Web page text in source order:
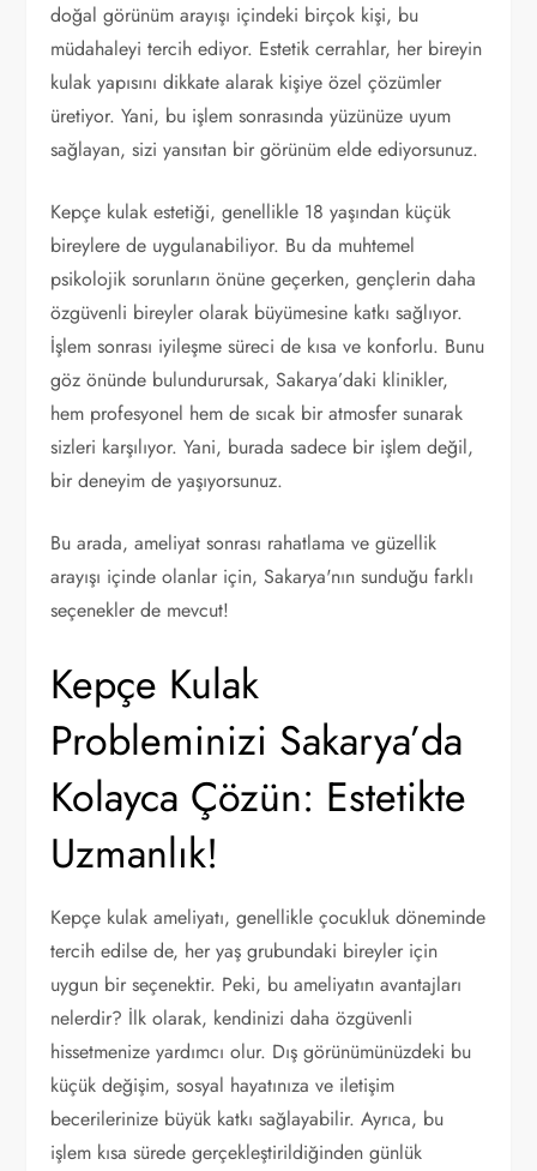
doğal görünüm arayışı içindeki birçok kişi, bu
müdahaleyi tercih ediyor. Estetik cerrahlar, her bireyin
kulak yapısını dikkate alarak kişiye özel çözümler
üretiyor. Yani, bu işlem sonrasında yüzünüze uyum
sağlayan, sizi yansıtan bir görünüm elde ediyorsunuz.
Kepçe kulak estetiği, genellikle 18 yaşından küçük
bireylere de uygulanabiliyor. Bu da muhtemel
psikolojik sorunların önüne geçerken, gençlerin daha
özgüvenli bireyler olarak büyümesine katkı sağlıyor.
İşlem sonrası iyileşme süreci de kısa ve konforlu. Bunu
göz önünde bulundurursak, Sakarya’daki klinikler,
hem profesyonel hem de sıcak bir atmosfer sunarak
sizleri karşılıyor. Yani, burada sadece bir işlem değil,
bir deneyim de yaşıyorsunuz.
Bu arada, ameliyat sonrası rahatlama ve güzellik
arayışı içinde olanlar için, Sakarya'nın sunduğu farklı
seçenekler de mevcut!
Kepçe Kulak
Probleminizi Sakarya’da
Kolayca Çözün: Estetikte
Uzmanlık!
Kepçe kulak ameliyatı, genellikle çocukluk döneminde
tercih edilse de, her yaş grubundaki bireyler için
uygun bir seçenektir. Peki, bu ameliyatın avantajları
nelerdir? İlk olarak, kendinizi daha özgüvenli
hissetmenize yardımcı olur. Dış görünümünüzdeki bu
küçük değişim, sosyal hayatınıza ve iletişim
becerilerinize büyük katkı sağlayabilir. Ayrıca, bu
işlem kısa sürede gerçekleştirildiğinden günlük